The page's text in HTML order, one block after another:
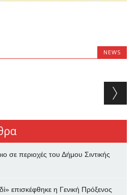
NEWS
σε περιοχές του Δήμου Σιντικής
επισκέφθηκε η Γενική Πρόξενος